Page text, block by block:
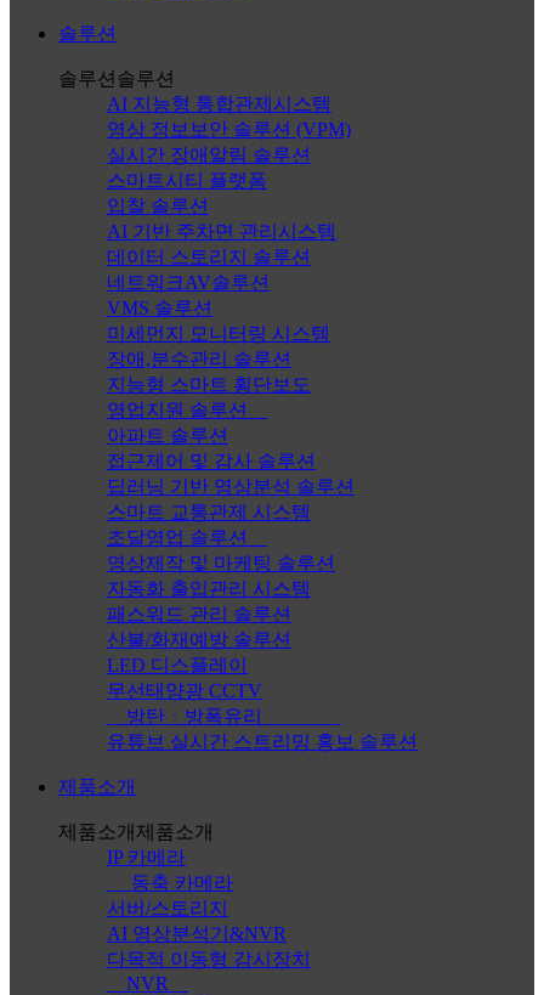
솔루션
솔루션 솔루션
AI 지능형 통합관제시스템
영상 정보보안 솔루션 (VPM)
실시간 장애알림 솔루션
스마트시티 플랫폼
입찰 솔루션
AI 기반 주차면 관리시스템
데이터 스토리지 솔루션
네트워크AV솔루션
VMS 솔루션
미세먼지 모니터링 시스템
장애,분수관리 솔루션
지능형 스마트 횡단보도
영업지원 솔루션
아파트 솔루션
접근제어 및 감사 솔루션
딥러닝 기반 영상분석 솔루션
스마트 교통관제 시스템
조달영업 솔루션
영상제작 및 마케팅 솔루션
자동화 출입관리 시스템
패스워드 관리 솔루션
산불/화재예방 솔루션
LED 디스플레이
무선태양광 CCTV
방탄ㆍ방폭유리
유튜브 실시간 스트리밍 홍보 솔루션
제품소개
제품소개제품소개
IP 카메라
동축 카메라
서버/스토리지
AI 영상분석기&NVR
다목적 이동형 감시장치
NVR